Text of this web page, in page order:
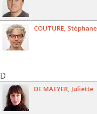
COUTURE Stéphane
D
DE MAEYER Juliette